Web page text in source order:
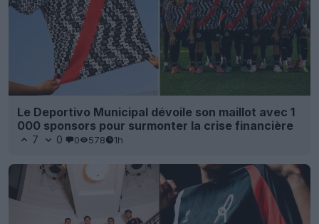
Le Deportivo Municipal dévoile son maillot avec 1
000 sponsors pour surmonter la crise financière
7 0 0 578 1h